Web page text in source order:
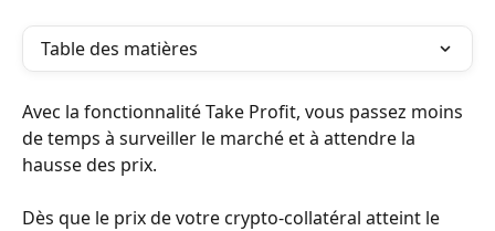
Table des matières
Avec la fonctionnalité Take Profit, vous passez moins
de temps à surveiller le marché et à attendre la
hausse des prix.
Dès que le prix de votre crypto-collatéral atteint le